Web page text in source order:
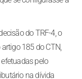
do TRF-4, o
185 do CTN,
pelo
na dívida